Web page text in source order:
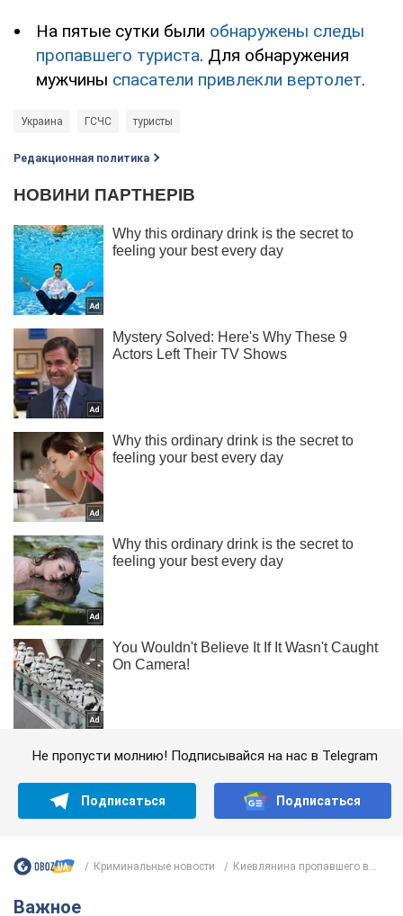
На пятые сутки были обнаружены следы
пропавшего туриста. Для обнаружения
мужчины спасатели привлекли вертолет.
Украина ГСЧС туристы
Редакционная политика
Не пропусти молнию! Подписывайся на нас в Telegram
Подписаться Подписаться
Криминальные новости Киевлянина пропавшего в...
Важное